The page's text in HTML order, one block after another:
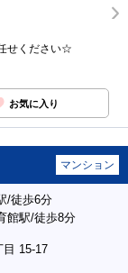
せください☆
お気に入り
マンション
/徒歩6分
館駅/徒歩8分
15-17